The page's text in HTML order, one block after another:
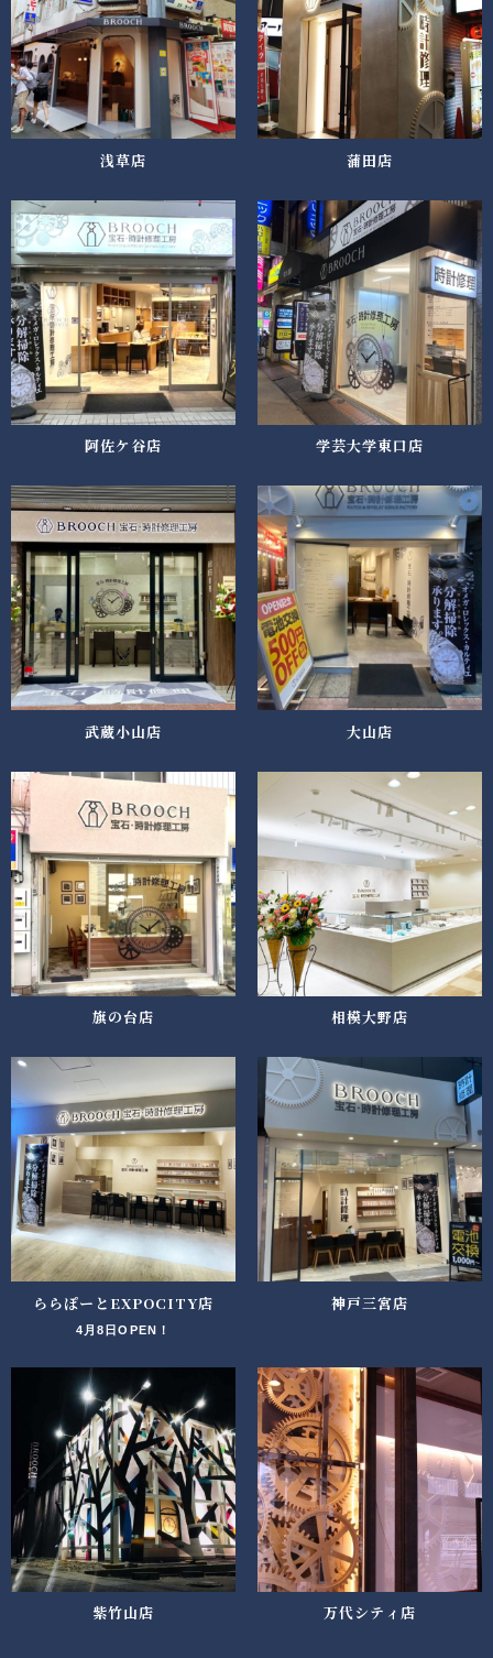
浅草店 蒲田店
阿佐ケ谷店 学芸大学東口店
武蔵小山店 大山店
旗の台店 相模大野店
ららぽーとEXPOCITY店
4月8日OPEN！
神戸三宮店
紫竹山店 万代シティ店